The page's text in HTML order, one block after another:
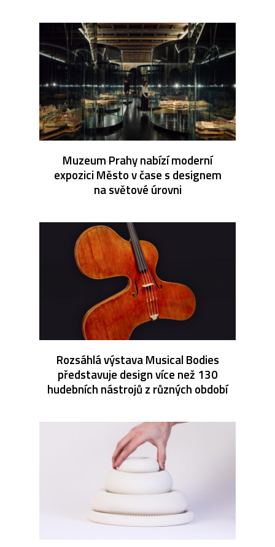
Muzeum Prahy nabízí moderní
expozici Město v čase s designem
na světové úrovni
Rozsáhlá výstava Musical Bodies
představuje design více než 130
hudebních nástrojů z různých období